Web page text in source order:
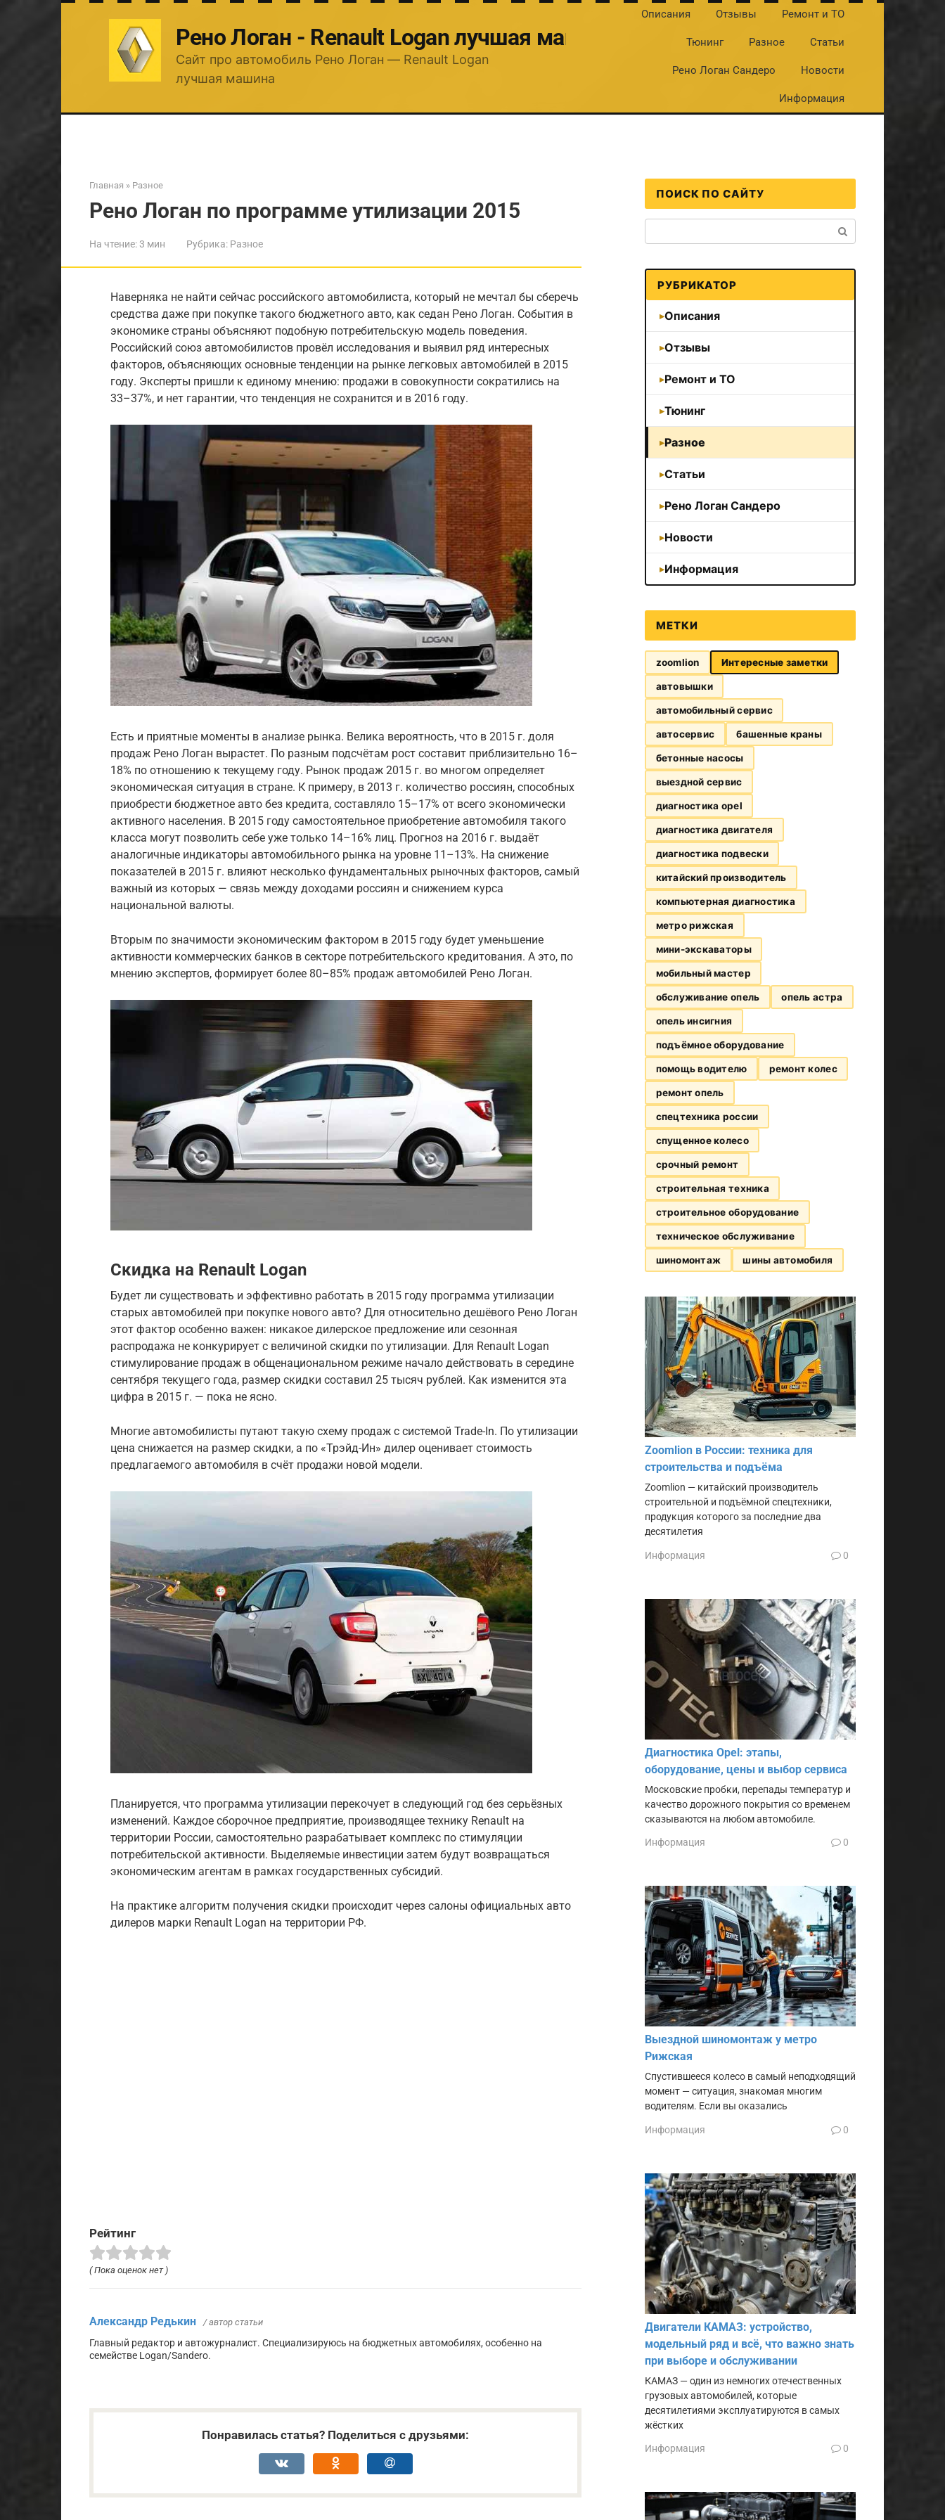
Рено Логан - Renault Logan лучшая машина
Сайт про автомобиль Рено Логан — Renault Logan
лучшая машина
Описания Отзывы Ремонт и ТО
Тюнинг Разное Статьи
Рено Логан Сандеро Новости
Информация
Главная » Разное
Рено Логан по программе утилизации 2015
На чтение:3 мин Рубрика: Разное
Наверняка не найти сейчас российского автомобилиста, который не мечтал бы сберечь
средства даже при покупке такого бюджетного авто, как седан Рено Логан. События в
экономике страны объясняют подобную потребительскую модель поведения.
Российский союз автомобилистов провёл исследования и выявил ряд интересных
факторов, объясняющих основные тенденции на рынке легковых автомобилей в 2015
году. Эксперты пришли к единому мнению: продажи в совокупности сократились на
33–37%, и нет гарантии, что тенденция не сохранится и в 2016 году.
Есть и приятные моменты в анализе рынка. Велика вероятность, что в 2015 г. доля
продаж Рено Логан вырастет. По разным подсчётам рост составит приблизительно 16–
18% по отношению к текущему году. Рынок продаж 2015 г. во многом определяет
экономическая ситуация в стране. К примеру, в 2013 г. количество россиян, способных
приобрести бюджетное авто без кредита, составляло 15–17% от всего экономически
активного населения. В 2015 году самостоятельное приобретение автомобиля такого
класса могут позволить себе уже только 14–16% лиц. Прогноз на 2016 г. выдаёт
аналогичные индикаторы автомобильного рынка на уровне 11–13%. На снижение
показателей в 2015 г. влияют несколько фундаментальных рыночных факторов, самый
важный из которых — связь между доходами россиян и снижением курса
национальной валюты.
Вторым по значимости экономическим фактором в 2015 году будет уменьшение
активности коммерческих банков в секторе потребительского кредитования. А это, по
мнению экспертов, формирует более 80–85% продаж автомобилей Рено Логан.
Скидка на Renault Logan
Будет ли существовать и эффективно работать в 2015 году программа утилизации
старых автомобилей при покупке нового авто? Для относительно дешёвого Рено Логан
этот фактор особенно важен: никакое дилерское предложение или сезонная
распродажа не конкурирует с величиной скидки по утилизации. Для Renault Logan
стимулирование продаж в общенациональном режиме начало действовать в середине
сентября текущего года, размер скидки составил 25 тысяч рублей. Как изменится эта
цифра в 2015 г. — пока не ясно.
Многие автомобилисты путают такую схему продаж с системой Trade-In. По утилизации
цена снижается на размер скидки, а по «Трэйд-Ин» дилер оценивает стоимость
предлагаемого автомобиля в счёт продажи новой модели.
Планируется, что программа утилизации перекочует в следующий год без серьёзных
изменений. Каждое сборочное предприятие, производящее технику Renault на
территории России, самостоятельно разрабатывает комплекс по стимуляции
потребительской активности. Выделяемые инвестиции затем будут возвращаться
экономическим агентам в рамках государственных субсидий.
На практике алгоритм получения скидки происходит через салоны официальных авто
дилеров марки Renault Logan на территории РФ.
Рейтинг
( Пока оценок нет )
Александр Редькин / автор статьи
Главный редактор и автожурналист. Специализируюсь на бюджетных автомобилях, особенно на
семействе Logan/Sandero.
Понравилась статья? Поделиться с друзьями:
ПОИСК ПО САЙТУ
РУБРИКАТОР
Описания
Отзывы
Ремонт и ТО
Тюнинг
Разное
Статьи
Рено Логан Сандеро
Новости
Информация
МЕТКИ
zoomlion Интересные заметки
автовышки
автомобильный сервис
автосервис башенные краны
бетонные насосы
выездной сервис
диагностика opel
диагностика двигателя
диагностика подвески
китайский производитель
компьютерная диагностика
метро рижская
мини-экскаваторы
мобильный мастер
обслуживание опель опель астра
опель инсигния
подъёмное оборудование
помощь водителю ремонт колес
ремонт опель
спецтехника россии
спущенное колесо
срочный ремонт
строительная техника
строительное оборудование
техническое обслуживание
шиномонтаж шины автомобиля
Zoomlion в России: техника для
строительства и подъёма
Zoomlion — китайский производитель
строительной и подъёмной спецтехники,
продукция которого за последние два
десятилетия
Информация 0
Диагностика Opel: этапы,
оборудование, цены и выбор сервиса
Московские пробки, перепады температур и
качество дорожного покрытия со временем
сказываются на любом автомобиле.
Информация 0
Выездной шиномонтаж у метро
Рижская
Спустившееся колесо в самый неподходящий
момент — ситуация, знакомая многим
водителям. Если вы оказались
Информация 0
Двигатели КАМАЗ: устройство,
модельный ряд и всё, что важно знать
при выборе и обслуживании
КАМАЗ — один из немногих отечественных
грузовых автомобилей, которые
десятилетиями эксплуатируются в самых
жёстких
Информация 0